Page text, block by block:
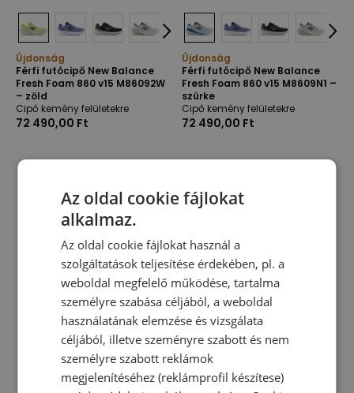
Újdonság
Férfi futócipő New Balance
Fresh Foam 860 v15 M86092W
– zöld
Cipő kemény felületekre
72 490,00 Ft
Újdonság
Férfi futócipő New Balance
Fresh Foam 860 v15 M8609N1 –
szürke
Cipő kemény felületekre
72 490,00 Ft
Az oldal cookie fájlokat
alkalmaz.
Az oldal cookie fájlokat használ a
szolgáltatások teljesítése érdekében, pl. a
weboldal megfelelő működése, tartalma
személyre szabása céljából, a weboldal
használatának elemzése és vizsgálata
céljából, illetve szeményre szabott és nem
személyre szabott reklámok
megjelenítéséhez (reklámprofil készítese)